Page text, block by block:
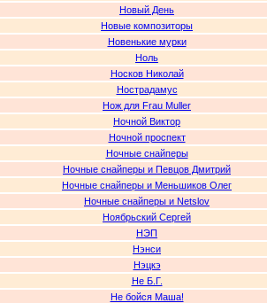
Новый День
Новые композиторы
Новенькие мурки
Ноль
Носков Николай
Нострадамус
Нож для Frau Muller
Ночной Виктор
Ночной проспект
Ночные снайперы
Ночные снайперы и Певцов Дмитрий
Ночные снайперы и Меньшиков Олег
Ночные снайперы и Netslov
Ноябрьский Сергей
НЭП
Нэнси
Нэцкэ
Не Б.Г.
Не бойся Маша!